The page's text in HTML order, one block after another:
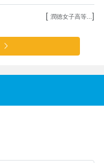
[ 潤徳女子高等... ]